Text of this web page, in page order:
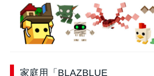
家庭用「BLAZBLUE